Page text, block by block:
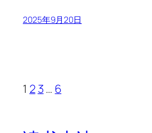
2025年9月20日
1 2 3… 6